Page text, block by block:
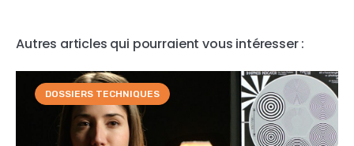
Autres articles qui pourraient vous intéresser :
DOSSIERS TECHNIQUES